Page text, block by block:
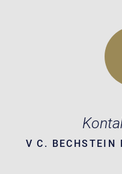
V C. BECHSTEIN